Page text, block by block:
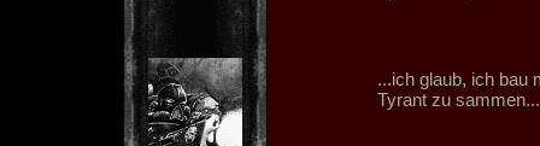
...ich glaub, ich bau
Tyrant zu